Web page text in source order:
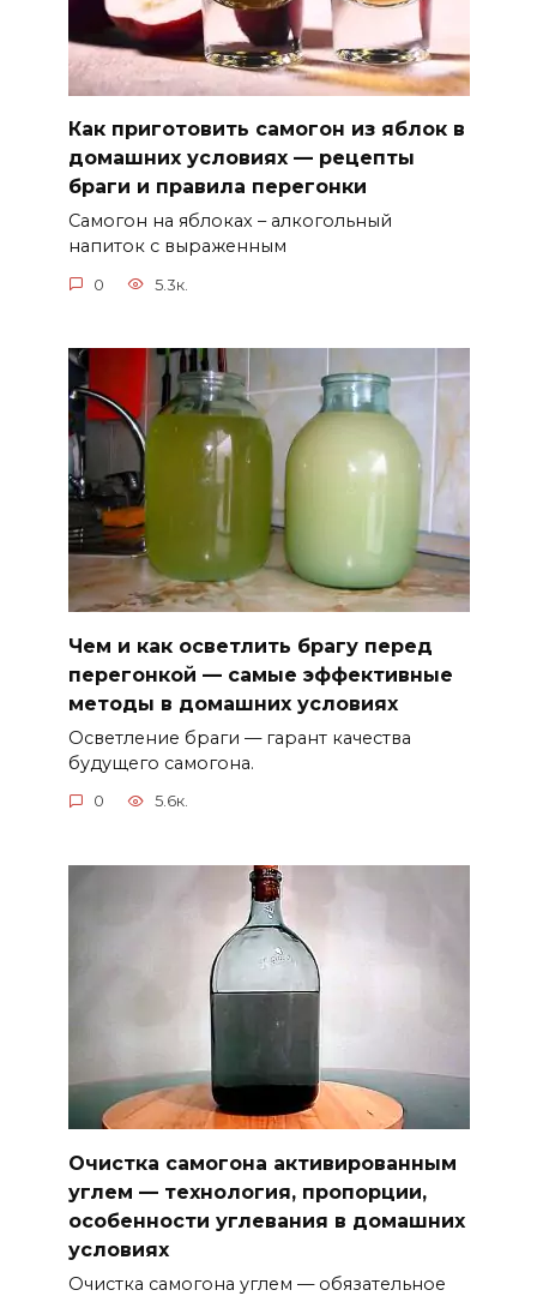
Как приготовить самогон из яблок в
домашних условиях — рецепты
браги и правила перегонки
Самогон на яблоках – алкогольный
напиток с выраженным
0 5.3к.
Чем и как осветлить брагу перед
перегонкой — самые эффективные
методы в домашних условиях
Осветление браги — гарант качества
будущего самогона.
0 5.6к.
Очистка самогона активированным
углем — технология, пропорции,
особенности углевания в домашних
условиях
Очистка самогона углем — обязательное